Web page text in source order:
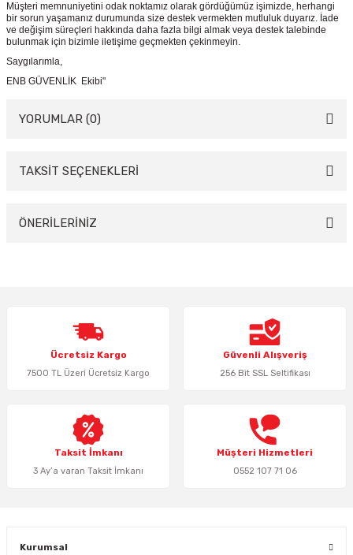
Müşteri memnuniyetini odak noktamız olarak gördüğümüz işimizde, herhangi
bir sorun yaşamanız durumunda size destek vermekten mutluluk duyarız. İade
ve değişim süreçleri hakkında daha fazla bilgi almak veya destek talebinde
bulunmak için bizimle iletişime geçmekten çekinmeyin.
Saygılarımla,
ENB GÜVENLİK Ekibi"
YORUMLAR (0)
Bu ürüne ilk yorumu siz yapın!
TAKSİT SEÇENEKLERİ
ÖNERİLERİNİZ
Ürün resmi kalitesiz, bozuk veya görüntülenemiyor.
Ürün açıklamasında eksik bilgiler bulunuyor.
Ürün bilgilerinde hatalar bulunuyor.
Bu ürüne benzer farklı alternatifler olmalı.
Ücretsiz Kargo
7500 TL Üzeri Ücretsiz Kargo
Güvenli Alışveriş
256 Bit SSL Seltifikası
Taksit İmkanı
3 Ay’a varan Taksit İmkanı
Müşteri Hizmetleri
0552 107 71 06
Kurumsal